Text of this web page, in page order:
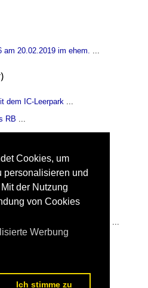
am 20.02.2019 im ehem. ...
dem IC-Leerpark ...
RB ...
war die 218 460-4
von der...
mitgenommene KEG 0751 ...
am 22.03.1991...
Cookies, um
personalisieren und
der Nutzung
von Cookies
Werbung
Ich stimme zu